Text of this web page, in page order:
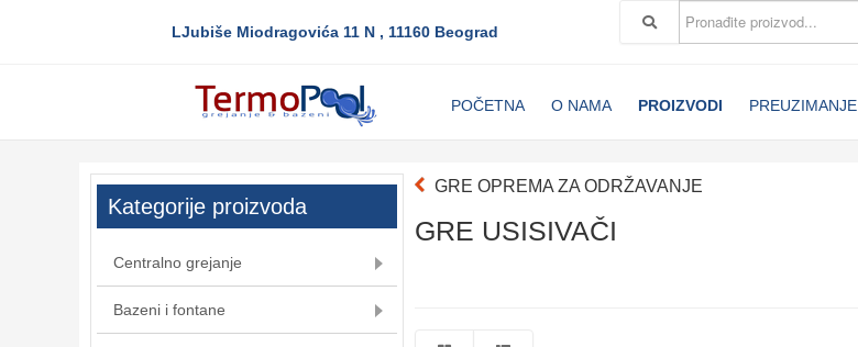
LJubiše Miodragovića 11 N , 11160 Beograd
POČETNA O NAMA PROIZVODI PREUZIMANJE
Kategorije proizvoda
Centralno grejanje
Bazeni i fontane
GRE OPREMA ZA ODRŽAVANJE
GRE USISIVAČI